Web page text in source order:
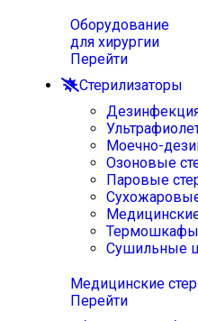
Оборудование
для хирургии
Перейти
Стерилизаторы
Моечно-
Озоновые
Паровые
Термошкафы
Сушильные
Медицинские
Перейти